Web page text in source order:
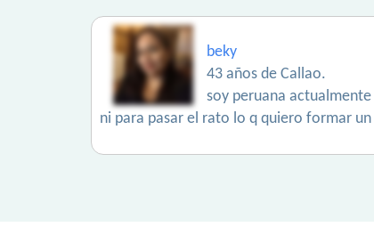
beky
43 años de Callao.
soy peruana
ni para pasar el rato lo q quiero formar